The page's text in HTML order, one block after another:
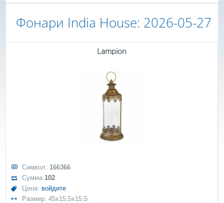
Фонари India House: 2026-05-27
Lampion
Символ: 166366
Сумма102
Цена: войдите
Размер: 45x15,5x15,5